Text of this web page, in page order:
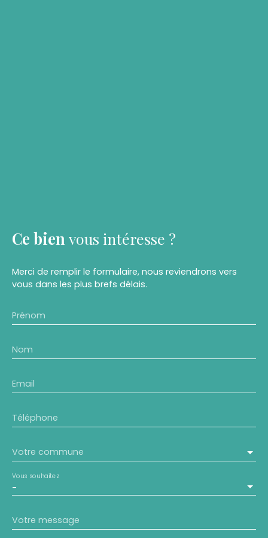
Ce bien vous intéresse ?
Merci de remplir le formulaire, nous reviendrons vers
vous dans les plus brefs délais.
Prénom
Nom
Email
Téléphone
Votre commune
-
Vous souhaitez
Votre message